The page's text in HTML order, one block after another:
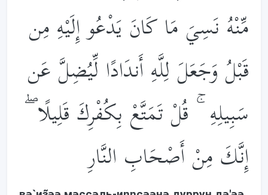
مِّنْهُ نَسِيَ مَا كَانَ يَدْعُو إِلَيْهِ مِن
قَبْلُ وَجَعَلَ لِلَّهِ أَندَادًا لِّيُضِلَّ عَن
سَبِيلِهِ ۚ قُلْ تَمَتَّعْ بِكُفْرِكَ قَلِيلًا ۖ
إِنَّكَ مِنْ أَصْحَابِ النَّارِ